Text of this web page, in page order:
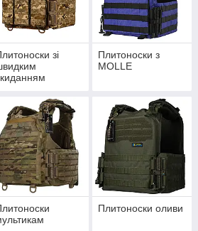
зі
Плитоноски з
MOLLE
Плитоноски оливи